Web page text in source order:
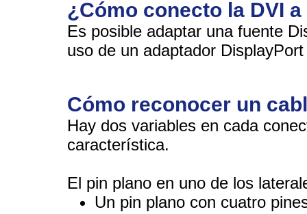
¿Cómo conecto la DVI
Es posible adaptar una fuente
uso de un adaptador
Cómo reconocer un
Hay dos variables en cada
característica.
El pin plano en uno de los
Un pin plano con cuatro